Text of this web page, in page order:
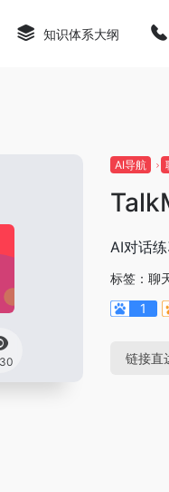
知识体系大纲
AI导航
AI对话
标签： 聊
1
链接直